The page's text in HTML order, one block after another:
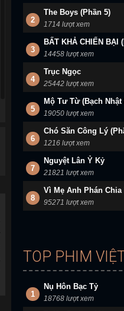
2
The Boys (Phần 5)
1714 lượt xem
3
BẤT KHẢ CHIẾN BẠI
14458 lượt xem
4
Trục Ngọc
25442 lượt xem
5
Mộ Tư Từ (Bạch
19050 lượt xem
6
Chó Săn Công Lý
1216 lượt xem
7
Nguyệt Lân Ỷ Kỷ
21821 lượt xem
8
Vì Mẹ Anh Phán Chia
95271 lượt xem
TOP PHIM
1
Nụ Hôn Bạc Tỷ
18768 lượt xem